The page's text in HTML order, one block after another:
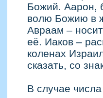
Божий. Аарон,
волю Божию в
Авраам –
её. Иаков –
коленах
сказать, со
В случае